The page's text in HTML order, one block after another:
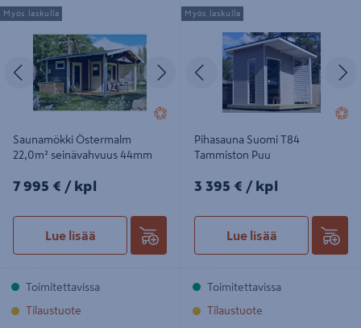
Saunamökki Östermalm 22,0m²
seinävahvuus 44mm
Edellinen Seuraava
Saunamökki Östermalm
22,0m² seinävahvuus 44mm
7995€/kpl
7 995 € / kpl
Lue lisää
Myös laskulla
Toimitettavissa
Tilaustuote
Pihasauna Suomi T84 Tammiston
Puu
Edellinen
Pihasauna Suomi T84
Tammiston Puu
3395€/kpl
3 395 € / kpl
Lue lisää
Myös laskulla
Toimitettavissa
Tilaustuote